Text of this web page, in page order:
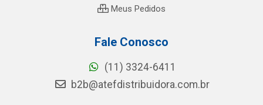
Meus Pedidos
Fale Conosco
(11) 3324-6411
b2b@atefdistribuidora.com.br